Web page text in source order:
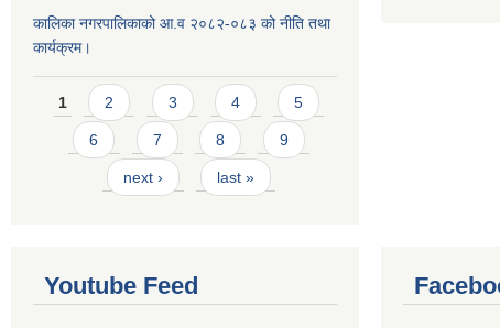
कालिका नगरपालिकाको आ.व २०८२-०८३ को नीति तथा
कार्यक्रम।
Pages
1 2 3 4 5
6 7 8 9
next › last »
Youtube Feed